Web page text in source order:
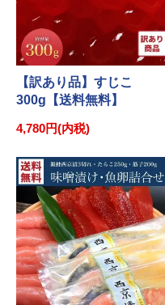
【訳あり品】すじこ
300g【送料無料】
4,780円(内税)